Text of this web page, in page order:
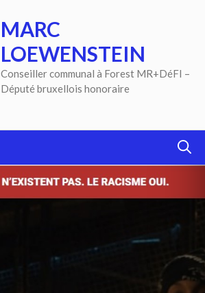
MARC
LOEWENSTEIN
Conseiller communal à Forest MR+DéFI –
Député bruxellois honoraire